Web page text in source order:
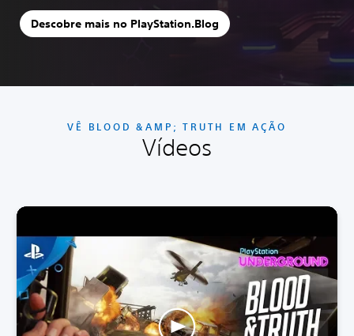
Descobre mais no PlayStation.Blog
VÊ BLOOD &AMP; TRUTH EM AÇÃO
Vídeos